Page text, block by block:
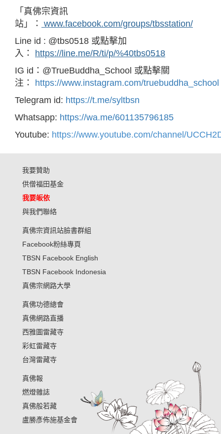
「真佛宗資訊
站」： www.facebook.com/groups/tbsstation/
Line id : @tbs0518 或點擊加
入： https://line.me/R/ti/p/%40tbs0518
IG id：@TrueBuddha_School 或點擊關
注： https://www.instagram.com/truebuddha_school
Telegram id: https://t.me/syltbsn
Whatsapp: https://wa.me/601135796185
Youtube: https://www.youtube.com/channel/
我要贊助
供僧福田基金
我要皈依
與我們聯絡
真佛宗資訊站臉書群組
Facebook粉絲專頁
TBSN Facebook English
TBSN Facebook Indonesia
真佛宗網路大學
真佛功德總會
真佛網路直播
西雅圖雷藏寺
彩虹雷藏寺
台灣雷藏寺
真佛報
燃燈雜誌
真佛般若藏
盧勝彥佈施基金會